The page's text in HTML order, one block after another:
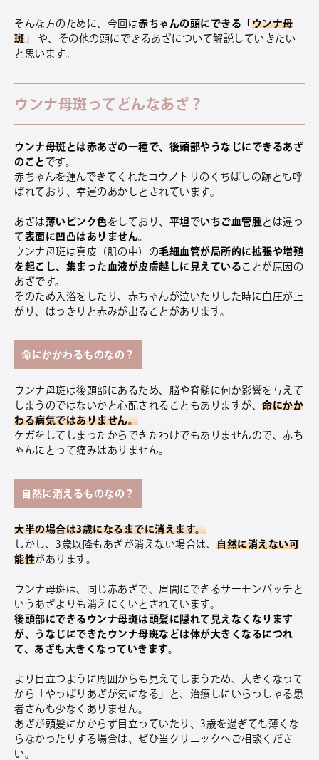
そんな方のために、今回は赤ちゃんの頭にできる「 ウンナ母
斑」
や、その他の頭にできるあざについて解説していきたい
と思います。
ウンナ母斑ってどんなあざ？
ウンナ母斑とは赤あざの一種で、後頭部やうなじにできるあざ
のこと です。
赤ちゃんを運んできてくれたコウノトリのくちばしの跡とも呼
ばれており、幸運のあかしとされています。
あざは薄いピンク色 をしており、 平坦 でいちご血管腫とは違っ
て 表面に凹凸はありません。
ウンナ母斑は真皮（肌の中）の毛細血管が局所的に拡張や増殖
を起こし、集まった血液が皮膚越しに見えている ことが原因の
あざです。
そのため入浴をしたり、赤ちゃんが泣いたりした時に血圧が上
がり、はっきりと赤みが出ることがあります。
命にかかわるものなの？
ウンナ母斑は後頭部にあるため、脳や脊髄に何か影響を与えて
しまうのではないかと心配されることもありますが、 命にかか
わる病気ではありません。
ケガをしてしまったからできたわけでもありませんので、赤ち
ゃんにとって痛みはありません。
自然に消えるものなの？
大半の場合は3歳になるまでに消えます。
しかし、 3歳以降もあざが消えない場合は、 自然に消えない可
能性があります。
ウンナ母斑は、同じ赤あざで、眉間にできるサーモンパッチと
いうあざよりも消えにくいとされています。
後頭部にできるウンナ母斑は頭髪に隠れて見えなくなります
が、うなじにできたウンナ母斑などは体が大きくなるにつれ
て、あざも大きくなっていきます。
より目立つように周囲からも見えてしまうため、大きくなって
から「やっぱりあざが気になる」と、治療しにいらっしゃる患
者さんも少なくありません。
あざが頭髪にかからず目立っていたり、3歳を過ぎても薄くな
らなかったりする場合は、ぜひ当クリニックへご相談くださ
い。